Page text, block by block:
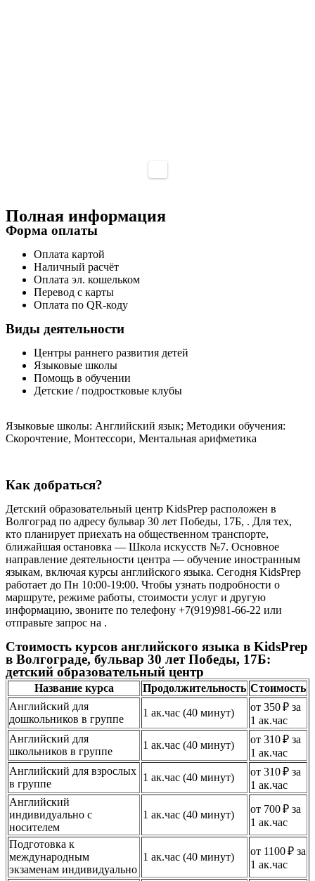
Полная информация
Форма оплаты
Оплата картой
Наличный расчёт
Оплата эл. кошельком
Перевод с карты
Оплата по QR-коду
Виды деятельности
Центры раннего развития детей
Языковые школы
Помощь в обучении
Детские / подростковые клубы
Языковые школы: Английский язык; Методики обучения:
Скорочтение, Монтессори, Ментальная арифметика
Как добраться?
Детский образовательный центр KidsPrep расположен в
Волгоград по адресу бульвар 30 лет Победы, 17Б, . Для тех,
кто планирует приехать на общественном транспорте,
ближайшая остановка — Школа искусств №7. Основное
направление деятельности центра — обучение иностранным
языкам, включая курсы английского языка. Сегодня KidsPrep
работает до Пн 10:00-19:00. Чтобы узнать подробности о
маршруте, режиме работы, стоимости услуг и другую
информацию, звоните по телефону +7(919)981-66-22 или
отправьте запрос на .
Стоимость курсов английского языка в KidsPrep
в Волгограде, бульвар 30 лет Победы, 17Б:
детский образовательный центр
Название курса Продолжительность Стоимость
Английский для
дошкольников в группе
1 ак.час (40 минут)
от 350 ₽ за
1 ак.час
Английский для
школьников в группе
1 ак.час (40 минут)
от 310 ₽ за
1 ак.час
Английский для взрослых
в группе
1 ак.час (40 минут)
от 310 ₽ за
1 ак.час
Английский
индивидуально с
носителем
1 ак.час (40 минут)
от 700 ₽ за
1 ак.час
Подготовка к
международным
экзаменам индивидуально
1 ак.час (40 минут)
от 1100 ₽ за
1 ак.час